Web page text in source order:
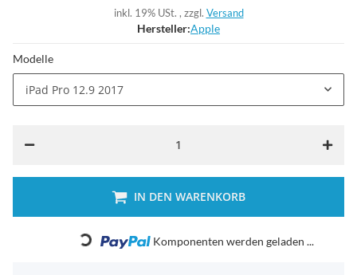
inkl. 19% USt. , zzgl. Versand
Hersteller:Apple
Modelle
iPad Pro 12.9 2017
IN DEN WARENKORB
Loading... Komponenten werden geladen ...